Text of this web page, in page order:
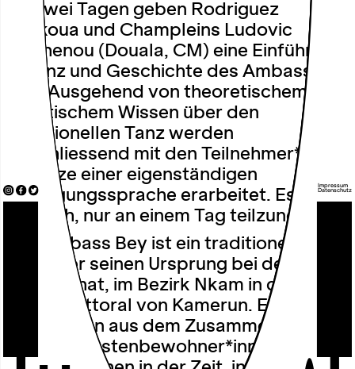
An zwei Tagen geben Rodriguez
Tankoua und Champleins Ludovic
Ngahenou (Douala, CM) eine Einführung
in Tanz und Geschichte des Ambass
Bey. Ausgehend von theoretischem und
praktischem Wissen über den
traditionellen Tanz werden
abschliessend mit den Teilnehmer*innen
Ansätze einer eigenständigen
Bewegungssprache erarbeitet. Es ist
möglich, nur an einem Tag teilzunehmen.
Der Ambass Bey ist ein traditioneller
Tanz, der seinen Ursprung bei den
Yabassi hat, im Bezirk Nkam in der
Region Littoral von Kamerun. Er ist
entstanden aus dem Zusammenleben
von den Küstenbewohner*innen und
Impressum
Datenschutz